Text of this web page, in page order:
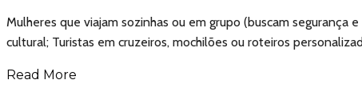
Mulheres que viajam sozinhas ou em grupo (buscam
cultural; Turistas em cruzeiros, mochilões ou roteiros
Read More